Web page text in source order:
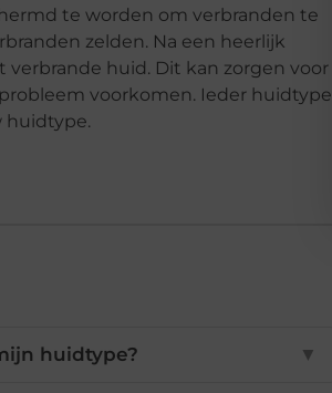
te worden om verbranden te
zelden. Na een heerlijk
huid. Dit kan zorgen voor
voorkomen. Ieder huidtype
huidtype.
huidtype? ▼